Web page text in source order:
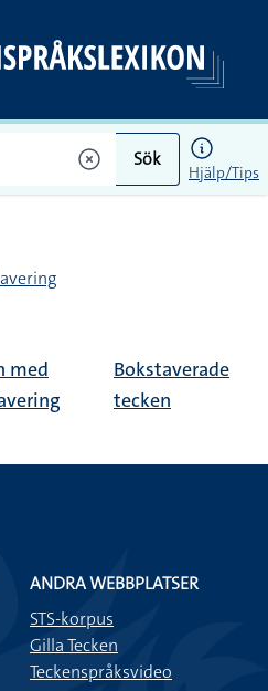
Sök
Hjälp/Tips
med
Bokstaverade
tecken
ANDRA WEBBPLATSER
STS-korpus
Gilla Tecken
Teckenspråksvideo